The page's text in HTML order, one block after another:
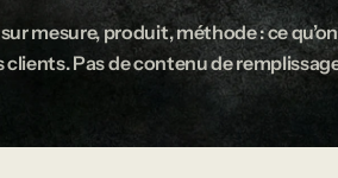
mesure, produit, méthode : ce
Pas de contenu de